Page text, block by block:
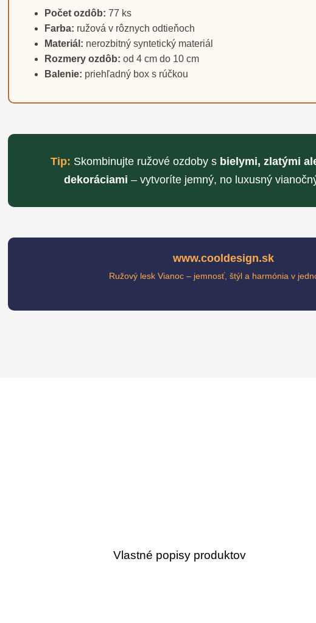
Počet ozdôb: 77 ks
Farba: ružová v rôznych odtieňoch
Materiál: nerozbitný syntetický materiál
Rozmery ozdôb: od 4 cm do 10 cm
Balenie: priehľadný box s rúčkou
Tip: Skombinujte ružové ozdoby s bielymi, zlatými
dekoráciami – vytvoríte jemný, no luxusný
www.cooldesign.sk
Ružový lesk Vianoc – jemnosť, štýl a harmónia v
Vlastné popisy produktov